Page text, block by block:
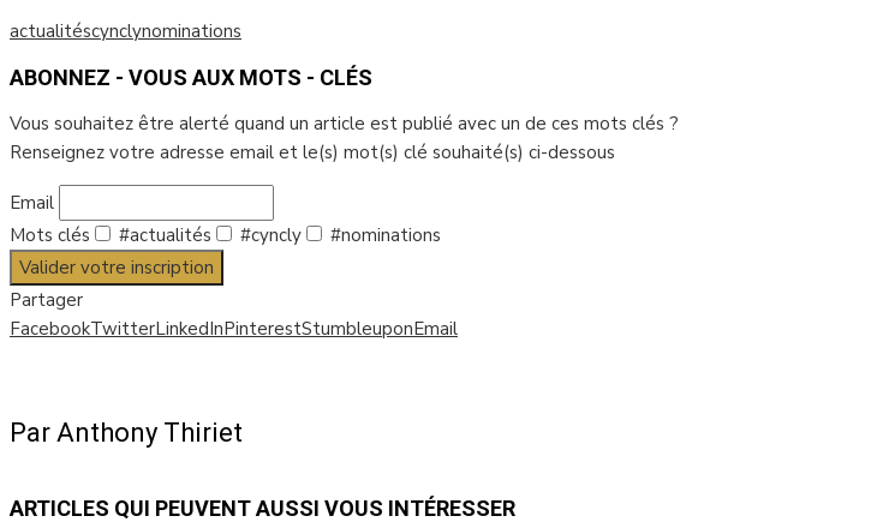
actualitéscynclynominations
ABONNEZ - VOUS AUX MOTS - CLÉS
Vous souhaitez être alerté quand un article est publié avec un de ces mots clés ?
Renseignez votre adresse email et le(s) mot(s) clé souhaité(s) ci-dessous
Email
Mots clés
#actualités #cyncly
#nominations
Valider votre inscription
Partager
FacebookTwitterLinkedInPinterestStumbleuponEmail
Par Anthony Thiriet
ARTICLES QUI PEUVENT AUSSI VOUS INTÉRESSER